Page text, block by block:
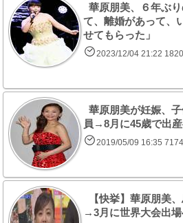
華原朋美、６年ぶ
て、離婚があって、
せてもらった」
2023/12/04 21:22
華原朋美が妊娠、
員→8月に45歳で出
2019/05/09 16:35
【快挙】華原朋美
→3月に世界大会出場